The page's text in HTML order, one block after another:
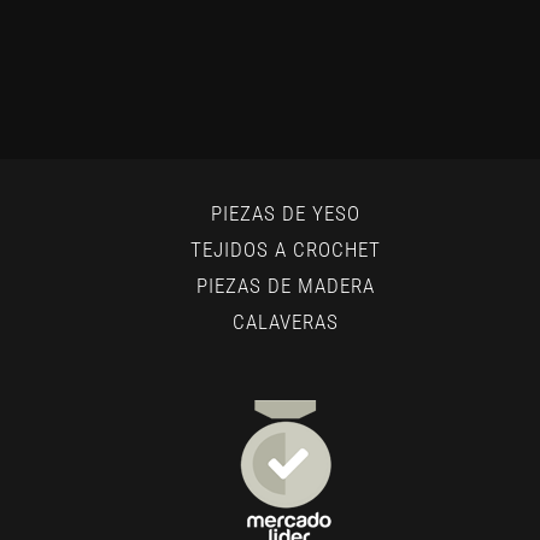
PIEZAS DE YESO
TEJIDOS A CROCHET
PIEZAS DE MADERA
CALAVERAS